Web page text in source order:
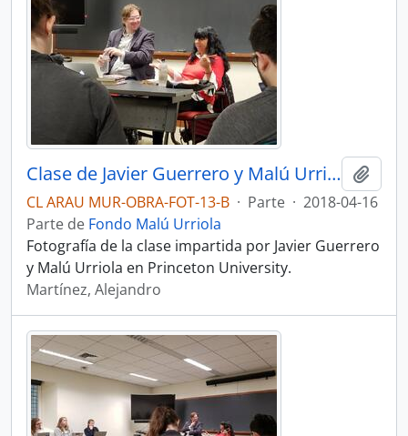
Clase de Javier Guerrero y Malú Urriola en Princeton University
CL ARAU MUR-OBRA-FOT-13-B · Parte · 2018-04-16
Parte de Fondo Malú Urriola
Fotografía de la clase impartida por Javier Guerrero
y Malú Urriola en Princeton University.
Martínez, Alejandro